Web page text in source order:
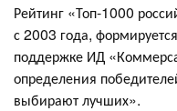
Рейтинг «Топ-1000
с 2003 года,
поддержке ИД
определения
выбирают лучших».